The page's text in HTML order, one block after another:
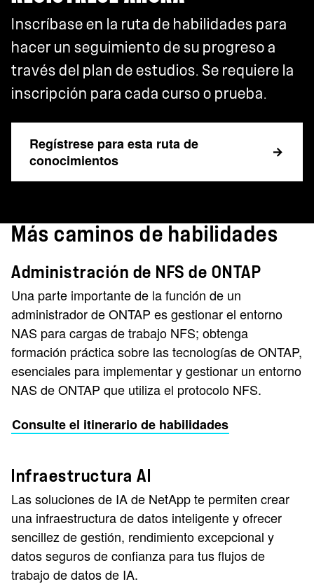
Inscríbase en la ruta de habilidades para
hacer un seguimiento de su progreso a
través del plan de estudios. Se requiere la
inscripción para cada curso o prueba.
Regístrese para esta ruta de
conocimientos
Más caminos de habilidades
Administración de NFS de ONTAP
Una parte importante de la función de un
administrador de ONTAP es gestionar el entorno
NAS para cargas de trabajo NFS; obtenga
formación práctica sobre las tecnologías de ONTAP,
esenciales para implementar y gestionar un entorno
NAS de ONTAP que utiliza el protocolo NFS.
Consulte el itinerario de habilidades
Infraestructura AI
Las soluciones de IA de NetApp te permiten crear
una infraestructura de datos inteligente y ofrecer
sencillez de gestión, rendimiento excepcional y
datos seguros de confianza para tus flujos de
trabajo de datos de IA.